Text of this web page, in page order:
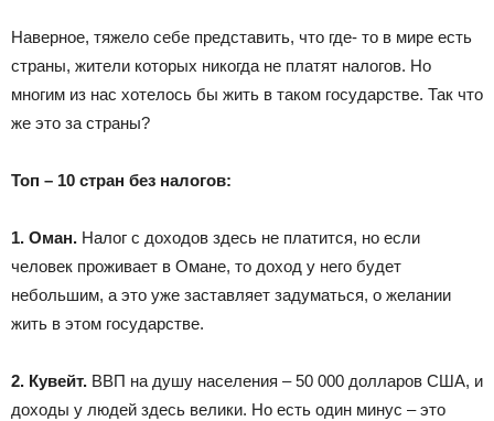
Наверное, тяжело себе представить, что где- то в мире есть
страны, жители которых никогда не платят налогов. Но
многим из нас хотелось бы жить в таком государстве. Так что
же это за страны?
Топ – 10 стран без налогов:
1. Оман. Налог с доходов здесь не платится, но если
человек проживает в Омане, то доход у него будет
небольшим, а это уже заставляет задуматься, о желании
жить в этом государстве.
2. Кувейт. ВВП на душу населения – 50 000 долларов США, и
доходы у людей здесь велики. Но есть один минус – это